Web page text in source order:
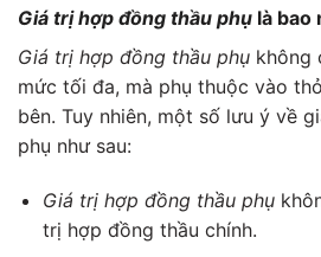
Giá trị hợp đồng thầu phụ là bao
Giá trị hợp đồng thầu phụ không
mức tối đa, mà phụ thuộc vào
bên. Tuy nhiên, một số lưu ý về
phụ như sau:
Giá trị hợp đồng thầu phụ
trị hợp đồng thầu chính.